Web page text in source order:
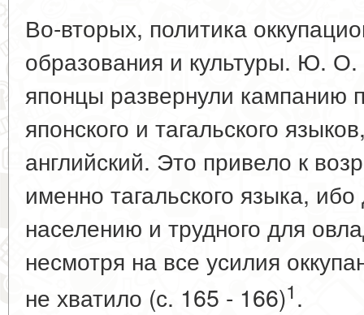
Во-вторых, политика
образования и культуры. Ю. О.
японцы развернули кампанию
японского и тагальского
английский. Это привело к
именно тагальского языка,
населению и трудного для
несмотря на все усилия
не хватило (с. 165 - 166)1.